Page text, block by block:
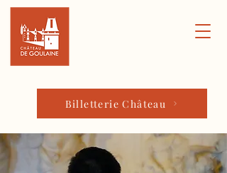
Billetterie Château